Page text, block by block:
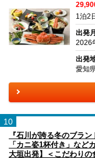
1泊2
出発月
2026
出発
愛知
10
『石川が誇る冬のブラ
「カニ姿1杯付き」な
大垣出発】＜こだわりの